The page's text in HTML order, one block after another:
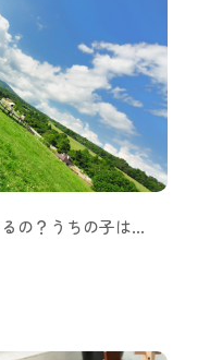
の？うちの子は…